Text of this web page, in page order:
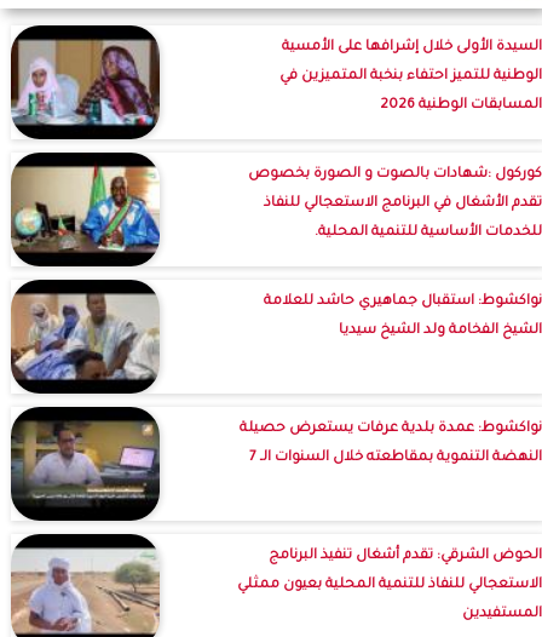
السيدة الأولى خلال إشرافها على الأمسية
الوطنية للتميز احتفاء بنخبة المتميزين في
المسابقات الوطنية 2026
كوركول :شهادات بالصوت و الصورة بخصوص
تقدم الأشغال في البرنامج الاستعجالي للنفاذ
للخدمات الأساسية للتنمية المحلية.
نواكشوط: استقبال جماهيري حاشد للعلامة
الشيخ الفخامة ولد الشيخ سيديا
نواكشوط: عمدة بلدية عرفات يستعرض حصيلة
النهضة التنموية بمقاطعته خلال السنوات الـ 7
الحوض الشرقي: تقدم أشغال تنفيذ البرنامج
الاستعجالي للنفاذ للتنمية المحلية بعيون ممثلي
المستفيدين